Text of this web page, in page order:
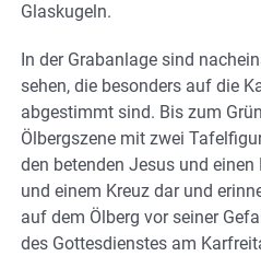
Glaskugeln.
In der Grabanlage sind
sehen, die besonders auf die
abgestimmt sind. Bis zum
Ölbergszene mit zwei
den betenden Jesus und
und einem Kreuz dar und
auf dem Ölberg vor seiner
des Gottesdienstes am